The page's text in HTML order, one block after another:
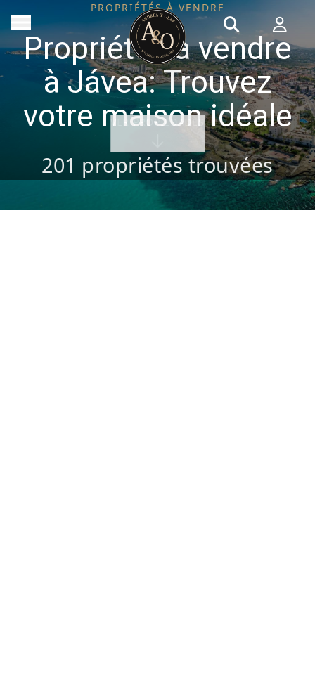
PROPRIÉTÉS À VENDRE
Propriétés à vendre
à Jávea: Trouvez
votre maison idéale
201 propriétés trouvées
VER PROPIEDADES